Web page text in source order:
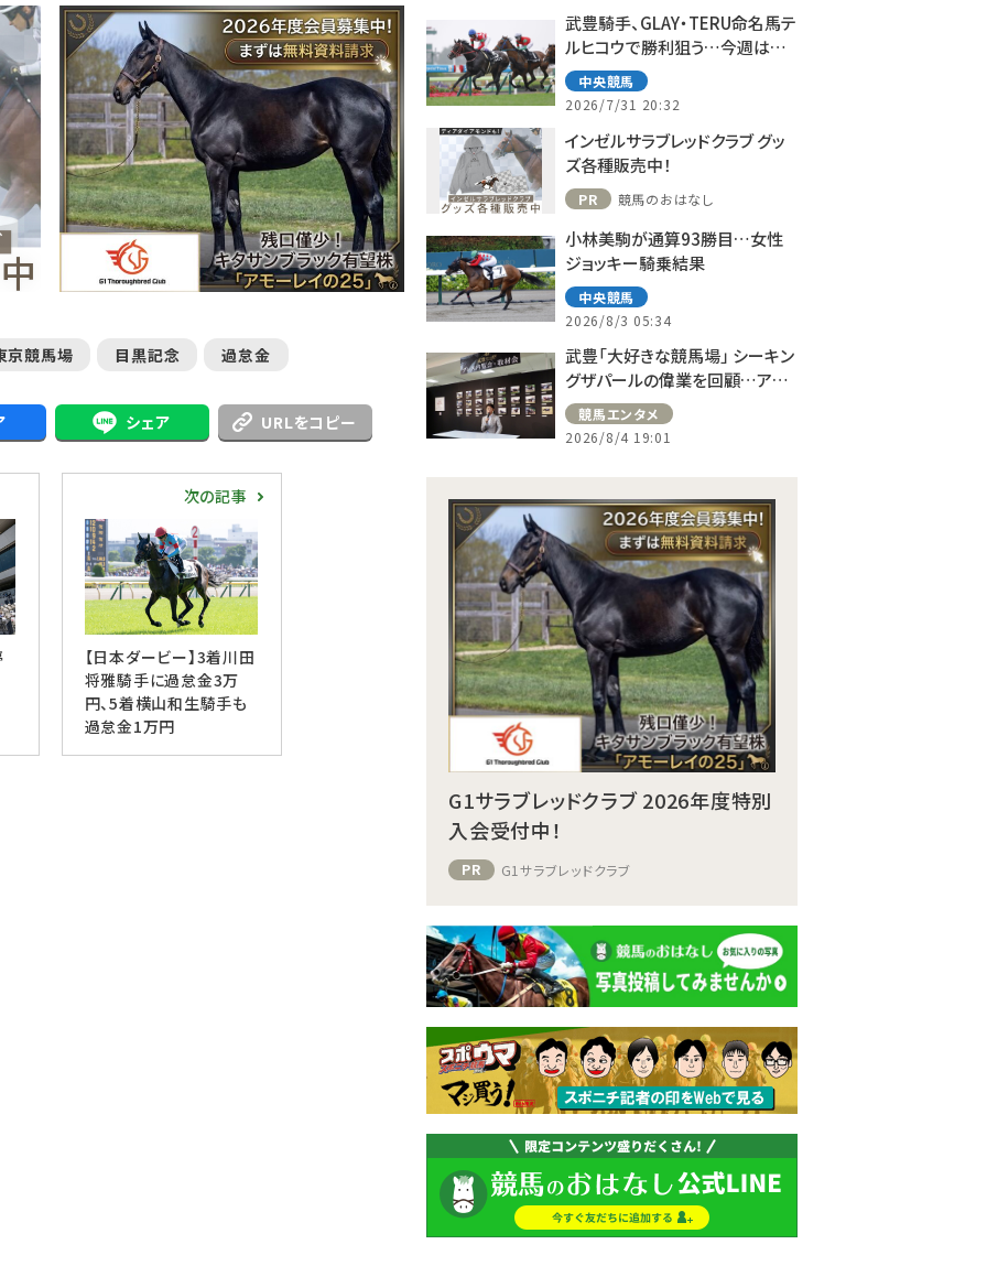
京競馬場 目黒記念 過怠金
シェア URLをコピー
次の記事
【日本ダービー】3着川田
将雅騎手に過怠金3万
円、5着横山和生騎手も
過怠金1万円
武豊騎手、GLAY・TERU命名馬テ
ルヒコウで勝利狙う…今週は札
幌で10鞍
中央競馬
2026/7/31 20:32
インゼルサラブレッドクラブ グッ
ズ各種販売中！
PR 競馬のおはなし
小林美駒が通算93勝目…女性
ジョッキー騎乗結果
中央競馬
2026/8/3 05:34
武豊「大好きな競馬場」 シーキン
グザパールの偉業を回顧…アス
コット、ドーヴィルへの思い語る
競馬エンタメ
2026/8/4 19:01
G1サラブレッドクラブ 2026年度特別
入会受付中！
PR G1サラブレッドクラブ